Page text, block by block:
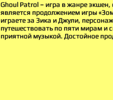
Ghoul Patrol – игра в жанре
является продолжением игры
играете за Зика и Джули,
путешествовать по пяти мирам и
приятной музыкой. Достойное